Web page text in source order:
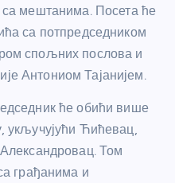
са мештанима. Посета ће
са потпредседником
спољних послова и
Антониом Тајанијем.
ће обићи више
укључујући Ћићевац,
Том
грађанима и